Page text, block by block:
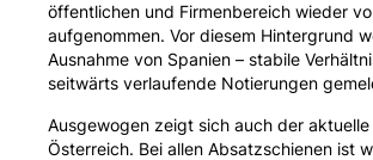
öffentlichen und Firmenbereich wieder
aufgenommen. Vor diesem Hintergrund
Ausnahme von Spanien – stabile
seitwärts verlaufende Notierungen
Ausgewogen zeigt sich auch der
Österreich. Bei allen Absatzschienen ist